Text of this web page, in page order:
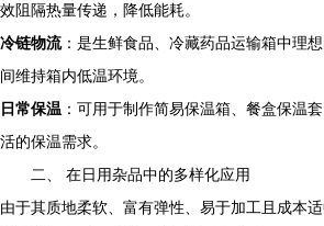
效阻隔热量传递，降低能耗。
冷链物流：是生鲜食品、冷藏药品运输箱中理
间维持箱内低温环境。
日常保温 ：可用于制作简易保温箱、餐盒保温
活的保温需求。
二、 在日用杂品中的多样化应用
由于其质地柔软、富有弹性、易于加工且成本